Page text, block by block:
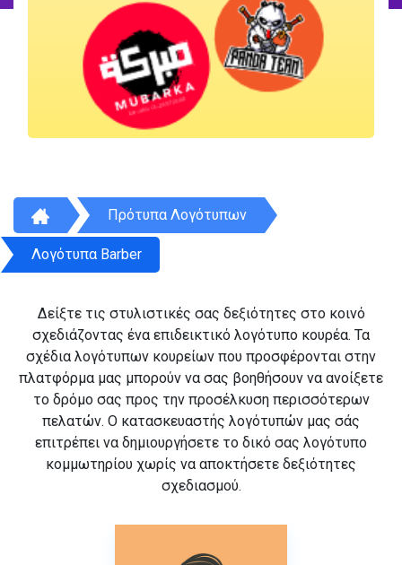
Πρότυπα Λογότυπων
Λογότυπα Barber
Δείξτε τις στυλιστικές σας δεξιότητες στο κοινό
σχεδιάζοντας ένα επιδεικτικό λογότυπο κουρέα. Τα
σχέδια λογότυπων κουρείων που προσφέρονται στην
πλατφόρμα μας μπορούν να σας βοηθήσουν να ανοίξετε
το δρόμο σας προς την προσέλκυση περισσότερων
πελατών. Ο κατασκευαστής λογότυπών μας σάς
επιτρέπει να δημιουργήσετε το δικό σας λογότυπο
κομμωτηρίου χωρίς να αποκτήσετε δεξιότητες
σχεδιασμού.